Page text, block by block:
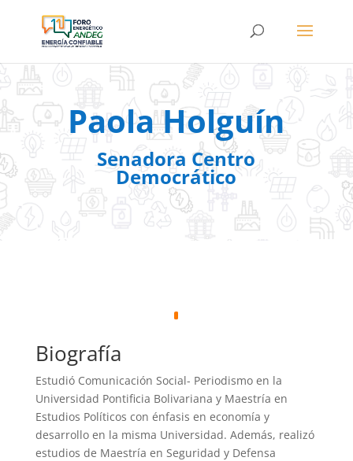
Paola Holguín
Senadora Centro
Democrático
Biografía​
Estudió Comunicación Social- Periodismo en la
Universidad Pontificia Bolivariana y Maestría en
Estudios Políticos con énfasis en economía y
desarrollo en la misma Universidad. Además, realizó
estudios de Maestría en Seguridad y Defensa